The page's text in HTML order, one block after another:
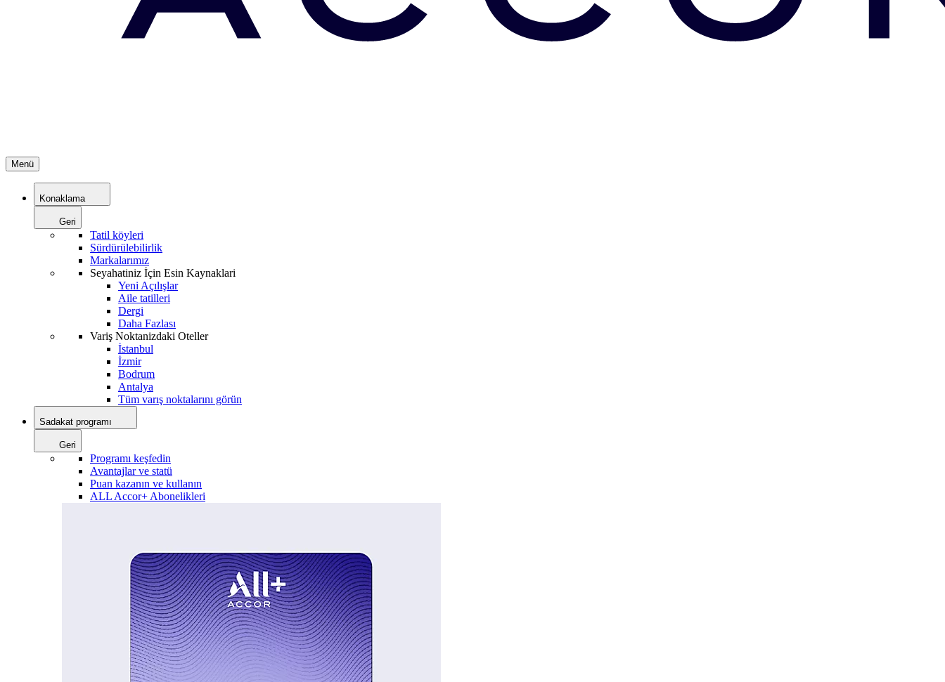
Menü
Konaklama
Geri
Tatil köyleri
Sürdürülebilirlik
Markalarımız
Seyahatiniz İçin Esin Kaynaklari
Yeni Açılışlar
Aile tatilleri
Dergi
Daha Fazlası
Variş Noktanizdaki Oteller
İstanbul
İzmir
Bodrum
Antalya
Tüm varış noktalarını görün
Sadakat programı
Geri
Programı keşfedin
Avantajlar ve statü
Puan kazanın ve kullanın
ALL Accor+ Abonelikleri